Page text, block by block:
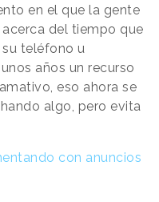
en el que la gente
del tiempo que
su teléfono u
años un recurso
eso ahora se
algo, pero evita
con anuncios